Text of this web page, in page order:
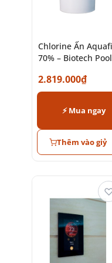
Chlorine Ấn
70% – Biotech Pool
2.819.000₫
⚡ Mua ngay
Thêm vào giỷ